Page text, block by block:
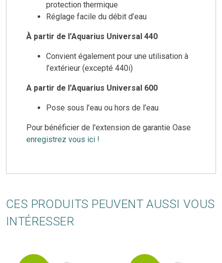
protection thermique
Réglage facile du débit d’eau
À partir de l’Aquarius Universal 440
Convient également pour une utilisation à
l’extérieur (excepté 440i)
A partir de l’Aquarius Universal 600
Pose sous l’eau ou hors de l’eau
Pour bénéficier de l'extension de garantie Oase
enregistrez vous ici !
CES PRODUITS PEUVENT AUSSI VOUS
INTÉRESSER